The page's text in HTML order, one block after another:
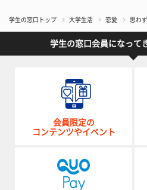
学生の窓口トップ 大学生活 恋愛 思わ
学生の窓口会員になって
会員限定の
コンテンツやイベント